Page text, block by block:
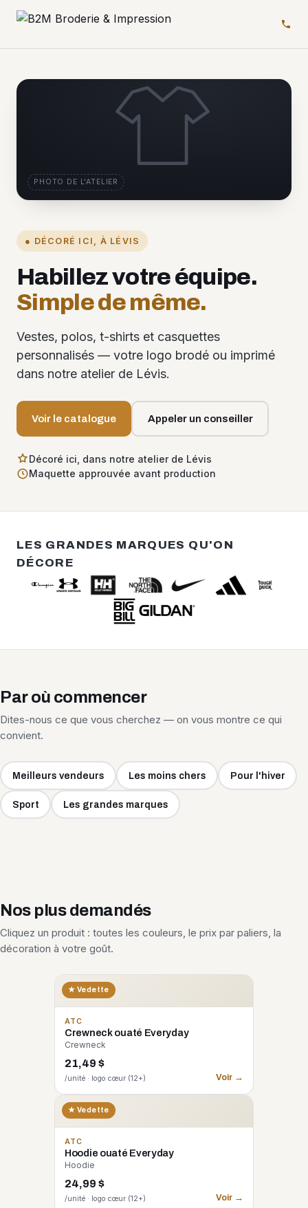
● DÉCORÉ ICI, À LÉVIS
Habillez votre équipe.
Simple de même.
Vestes, polos, t-shirts et casquettes
personnalisés — votre logo brodé ou imprimé
dans notre atelier de Lévis.
Voir le catalogue Appeler un conseiller
Décoré ici, dans notre atelier de Lévis
Maquette approuvée avant production
PHOTO DE L'ATELIER
LES GRANDES MARQUES QU'ON
DÉCORE
Par où commencer
Dites-nous ce que vous cherchez — on vous montre ce qui
convient.
Meilleurs vendeurs Les moins chers Pour l'hiver
Sport Les grandes marques
Nos plus demandés
Cliquez un produit : toutes les couleurs, le prix par paliers, la
décoration à votre goût.
★ Vedette
ATC
Crewneck ouaté Everyday
Crewneck
21,49 $
/unité · logo cœur (12+) Voir →
★ Vedette
ATC
Hoodie ouaté Everyday
Hoodie
24,99 $
/unité · logo cœur (12+) Voir →